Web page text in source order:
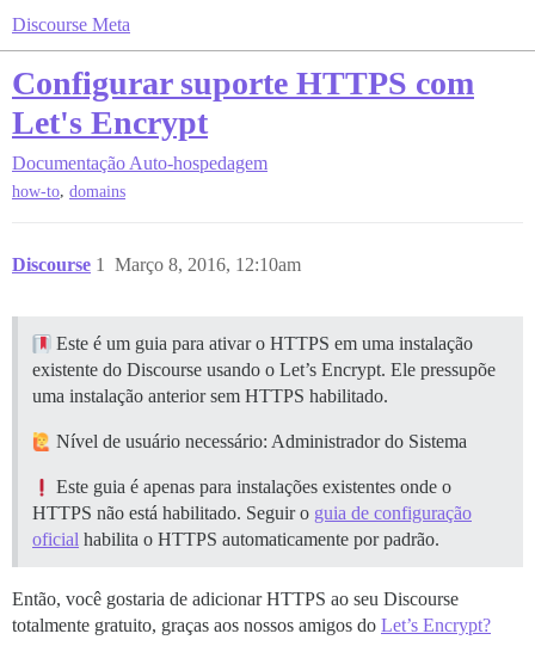
Discourse Meta
Configurar suporte HTTPS com
Let's Encrypt
Documentação Auto-hospedagem
how-to, domains
Discourse Março 8, 2016, 12:10am
1
Este é um guia para ativar o HTTPS em uma instalação
existente do Discourse usando o Let’s Encrypt. Ele pressupõe
uma instalação anterior sem HTTPS habilitado.
Nível de usuário necessário: Administrador do Sistema
Este guia é apenas para instalações existentes onde o
HTTPS não está habilitado. Seguir o guia de configuração
oficial habilita o HTTPS automaticamente por padrão.
Então, você gostaria de adicionar HTTPS ao seu Discourse
totalmente gratuito, graças aos nossos amigos do Let’s Encrypt?